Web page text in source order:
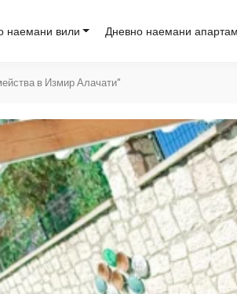
наемани вили Дневно наемани
в Измир Алачати"